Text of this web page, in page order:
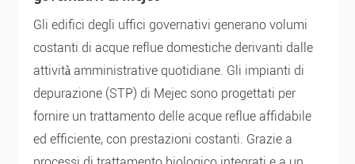
Gli edifici degli uffici governativi generano volumi
costanti di acque reflue domestiche derivanti dalle
attività amministrative quotidiane. Gli impianti di
depurazione (STP) di Mejec sono progettati per
fornire un trattamento delle acque reflue affidabile
ed efficiente, con prestazioni costanti. Grazie a